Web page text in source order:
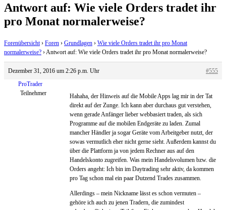
Antwort auf: Wie viele Orders tradet ihr
pro Monat normalerweise?
Forenübersicht › Foren › Grundlagen › Wie viele Orders tradet ihr pro Monat
normalerweise? ›Antwort auf: Wie viele Orders tradet ihr pro Monat normalerweise?
Dezember 31, 2016 um 2:26 p.m. Uhr
#555
ProTrader
Teilnehmer
Hahaha, der Hinweis auf die Mobile Apps lag mir in der Tat
direkt auf der Zunge. Ich kann aber durchaus gut verstehen,
wenn gerade Anfänger lieber webbasiert traden, als sich
Programme auf die mobilen Endgeräte zu laden. Zumal
mancher Händler ja sogar Geräte vom Arbeitgeber nutzt, der
sowas vermutlich eher nicht gerne sieht. Außerdem kannst du
über die Plattform ja von jedem Rechner aus auf den
Handelskonto zugreifen. Was mein Handelsvolumen bzw. die
Orders angeht: Ich bin im Daytrading sehr aktiv, da kommen
pro Tag schon mal ein paar Dutzend Trades zusammen.
Allerdings – mein Nickname lässt es schon vermuten –
gehöre ich auch zu jenen Tradern, die zumindest